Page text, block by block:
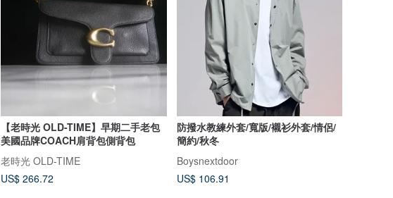
【老時光 OLD-TIME】早期二手老包
美國品牌COACH肩背包側背包
老時光 OLD-TIME
US$ 266.72
防撥水教練外套/寬版/襯衫外套/情侶/
簡約/秋冬
Boysnextdoor
US$ 106.91